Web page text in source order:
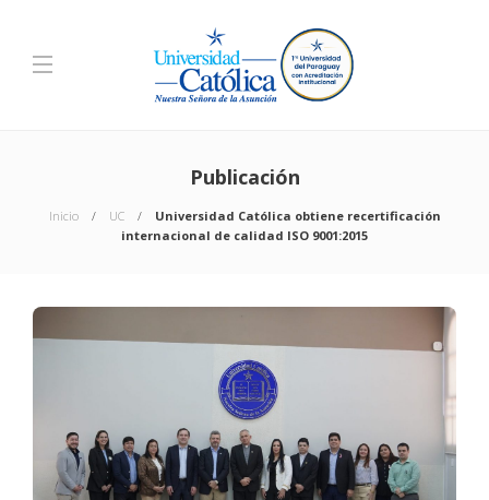
Publicación
Inicio UC
Universidad Católica obtiene recertificación
internacional de calidad ISO 9001:2015